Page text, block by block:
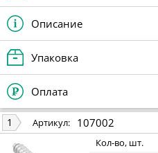
Описание
Упаковка
Оплата
1 Артикул: 107002
Кол-во, шт.